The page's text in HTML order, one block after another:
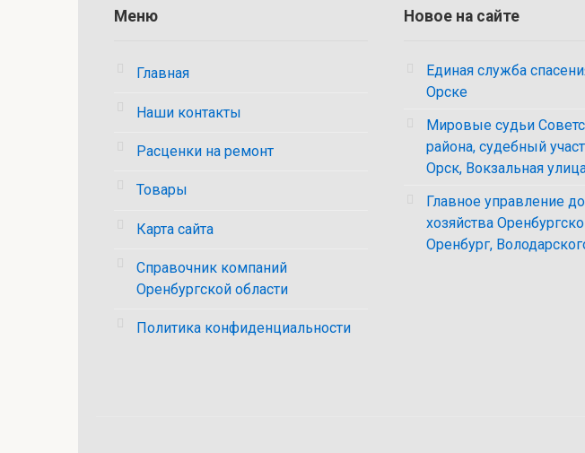
Меню
Главная
Наши контакты
Расценки на ремонт
Товары
Карта сайта
Справочник компаний
Оренбургской области
Политика конфиденциальности
Новое на сайте
Единая служба
Орске
Мировые судьи
района, судебный
Орск, Вокзальная
Главное управление
хозяйства
Оренбург,